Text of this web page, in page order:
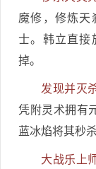
魔修，修炼天
士。韩立直接
掉。
发现并灭
凭附灵术拥有
蓝冰焰将其秒
大战乐上